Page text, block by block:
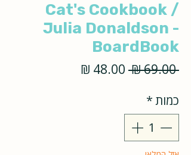
Cat's Cookbook /
Julia Donaldson -
BoardBook
‏69.00 ‏₪
מחיר
כמות*